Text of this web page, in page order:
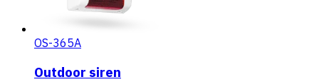
OS-365A
Outdoor siren